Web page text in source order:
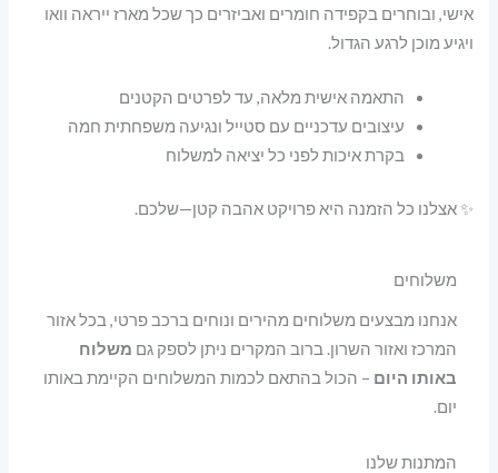
אישי, ובוחרים בקפידה חומרים ואביזרים כך שכל מארז ייראה וואו
ויגיע מוכן לרגע הגדול.
התאמה אישית מלאה, עד לפרטים הקטנים
עיצובים עדכניים עם סטייל ונגיעה משפחתית חמה
בקרת איכות לפני כל יציאה למשלוח
✨ אצלנו כל הזמנה היא פרויקט אהבה קטן—שלכם.
משלוחים
אנחנו מבצעים משלוחים מהירים ונוחים ברכב פרטי, בכל אזור
המרכז ואזור השרון. ברוב המקרים ניתן לספק גם משלוח
באותו היום – הכול בהתאם לכמות המשלוחים הקיימת באותו
יום.
המתנות שלנו